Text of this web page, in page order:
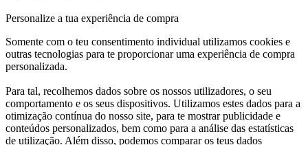
Personalize a tua experiência de compra
Somente com o teu consentimento individual utilizamos cookies e
outras tecnologias para te proporcionar uma experiência de compra
personalizada.
Para tal, recolhemos dados sobre os nossos utilizadores, o seu
comportamento e os seus dispositivos. Utilizamos estes dados para a
otimização contínua do nosso site, para te mostrar publicidade e
conteúdos personalizados, bem como para a análise das estatísticas
de utilização. Além disso, podemos comparar os teus dados